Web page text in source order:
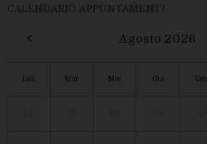
CALENDARIO APPUNTAMENTI
‹ Agosto 2026
Lun Mar Mer Gio Ven